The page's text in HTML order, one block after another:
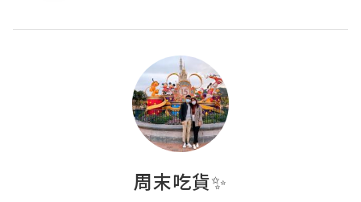
周末吃貨✨